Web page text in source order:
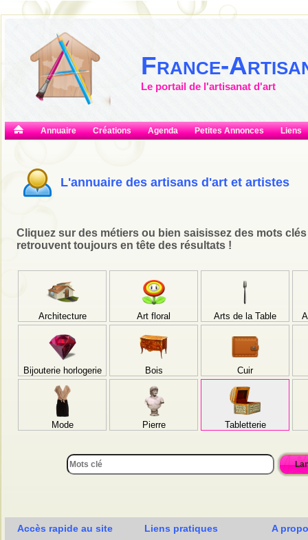
France-
Le portail de l'artisanat d'art
Annuaire Créations Agenda Petites Annonces Liens
L'annuaire des artisans d'art et artistes
Cliquez sur des métiers ou bien saisissez des mots
retrouvent toujours en tête des résultats !
Architecture Art floral Arts de la Table
Bijouterie horlogerie Bois Cuir
Mode Pierre Tabletterie
Accès rapide au site Liens pratiques A